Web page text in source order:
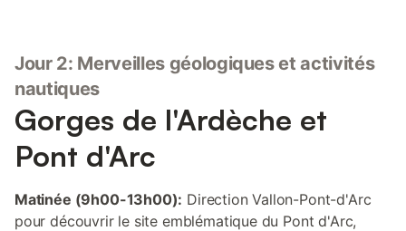
Jour 2: Merveilles géologiques et activités
nautiques
Gorges de l'Ardèche et
Pont d'Arc
Matinée (9h00-13h00): Direction Vallon-Pont-d'Arc
pour découvrir le site emblématique du Pont d'Arc,